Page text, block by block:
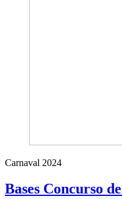
Carnaval 2024
Bases Concurso